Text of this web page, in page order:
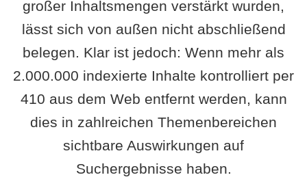
großer Inhaltsmengen verstärkt wurden,
lässt sich von außen nicht abschließend
belegen. Klar ist jedoch: Wenn mehr als
2.000.000 indexierte Inhalte kontrolliert per
410 aus dem Web entfernt werden, kann
dies in zahlreichen Themenbereichen
sichtbare Auswirkungen auf
Suchergebnisse haben.